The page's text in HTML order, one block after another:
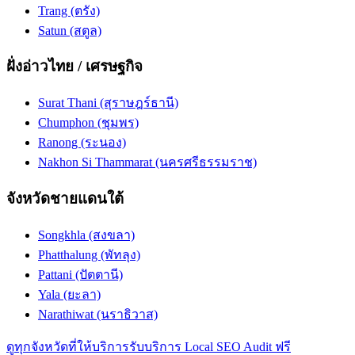
Trang (ตรัง)
Satun (สตูล)
ฝั่งอ่าวไทย / เศรษฐกิจ
Surat Thani (สุราษฎร์ธานี)
Chumphon (ชุมพร)
Ranong (ระนอง)
Nakhon Si Thammarat (นครศรีธรรมราช)
จังหวัดชายแดนใต้
Songkhla (สงขลา)
Phatthalung (พัทลุง)
Pattani (ปัตตานี)
Yala (ยะลา)
Narathiwat (นราธิวาส)
ดูทุกจังหวัดที่ให้บริการรับบริการ Local SEO Audit ฟรี